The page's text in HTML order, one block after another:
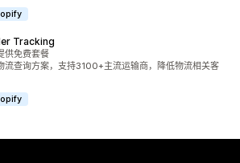
Tracking
）
供免费套餐
流查询方案，支持3100+主流运输商，降低物流相关客